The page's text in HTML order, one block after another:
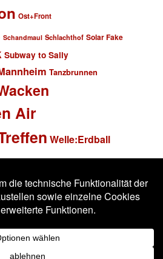
Ost+Front
Schandmaul Schlachthof Solar Fake
Subway to Sally
Tanzbrunnen
Air
Welle:Erdball